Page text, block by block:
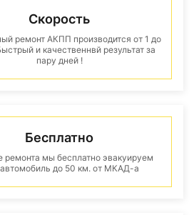
Скорость
ремонт АКПП производится от 1 до
и качественнвй результат за
пару дней !
Бесплатно
ремонта мы бесплатно эвакуируем
до 50 км. от МКАД-а